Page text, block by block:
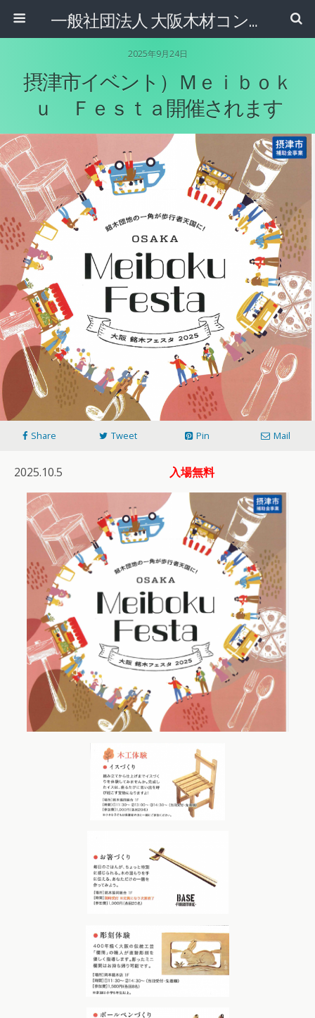
一般社団法人 大阪木材コンビナート協会
2025年9月24日
摂津市イベント）Ｍｅｉｂｏｋ
ｕ Ｆｅｓｔａ開催されます
Share Tweet Pin Mail
2025.10.5 入場無料